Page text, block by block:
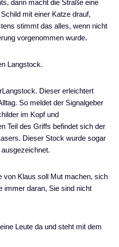
dann macht die Straße eine
mit einer Katze drauf,
stimmt das alles, wenn nicht
vorgenommen wurde.
Langstock.
Dieser erleichtert
So meldet der Signalgeber
im Kopf und
Teil des Griffs befindet sich der
Dieser Stock wurde sogar
von Klaus soll Mut machen, sich
immer daran, Sie sind nicht
Leute da und steht mit dem